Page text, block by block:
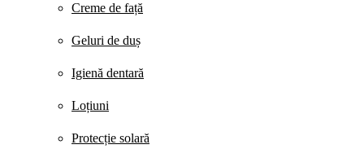
Creme de față
Geluri de duș
Igienă dentară
Loțiuni
Protecție solară